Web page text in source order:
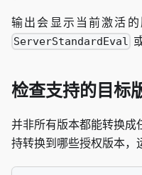
输出会显示当前激活
ServerStandardEval
检查支持的目标
并非所有版本都能转换成
持转换到哪些授权版本，